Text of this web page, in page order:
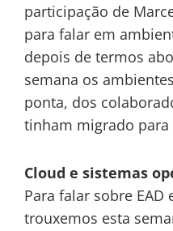
participação de
para falar em
depois de termos
semana os
ponta, dos
tinham migrado
Cloud e sistemas
Para falar sobre EAD
trouxemos esta